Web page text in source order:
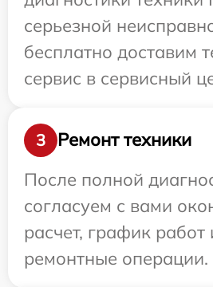
серьезной
бесплатно доставим
сервис в сервисный
3
Ремонт техники
После полной
согласуем с вами
расчет, график работ
ремонтные операции.